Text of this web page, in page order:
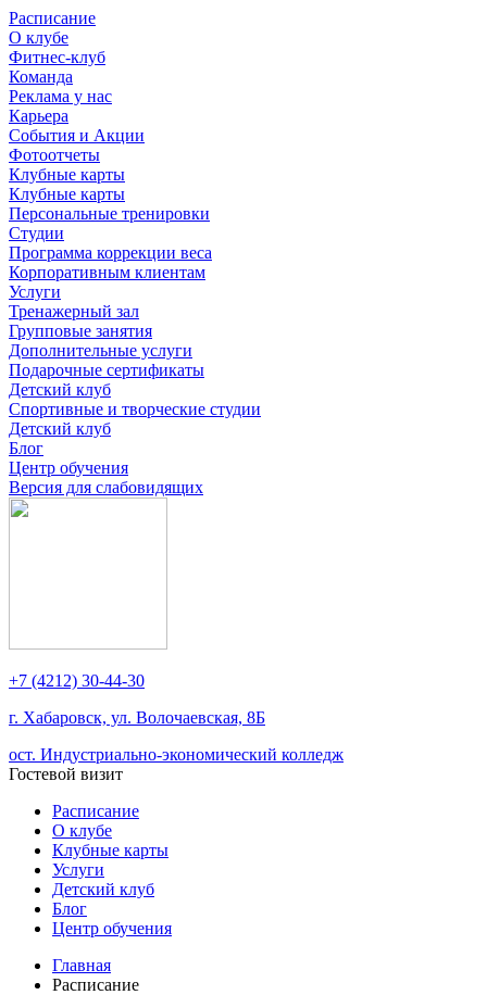
Расписание
О клубе
Фитнес-клуб
Команда
Реклама у нас
Карьера
События и Акции
Фотоотчеты
Клубные карты
Клубные карты
Персональные тренировки
Студии
Программа коррекции веса
Корпоративным клиентам
Услуги
Тренажерный зал
Групповые занятия
Дополнительные услуги
Подарочные сертификаты
Детский клуб
Спортивные и творческие студии
Детский клуб
Блог
Центр обучения
Версия для слабовидящих
+7 (4212) 30-44-30
г. Хабаровск, ул. Волочаевская, 8Б
ост. Индустриально-экономический колледж
Гостевой визит
Расписание
О клубе
Клубные карты
Услуги
Детский клуб
Блог
Центр обучения
Главная
Расписание